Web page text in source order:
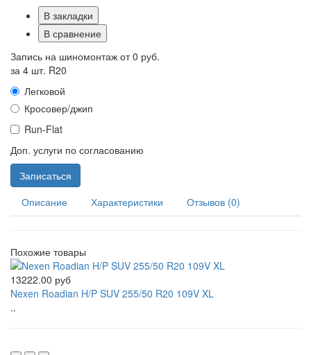
В закладки
В сравнение
Запись на шиномонтаж от0 руб.
за 4 шт. R20
Легковой
Кросовер/джип
Run-Flat
Доп. услуги по согласованию
Записаться
Описание
Характеристики Отзывов (0)
Похожие товары
13222.00 руб
Nexen Roadian H/P SUV 255/50 R20 109V XL
..